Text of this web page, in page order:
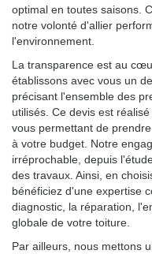
optimal en toutes saisons.
notre volonté d'allier
l'environnement.
La transparence est au
établissons avec vous un
précisant l'ensemble des
utilisés. Ce devis est réalisé
vous permettant de
à votre budget. Notre
irréprochable, depuis
des travaux. Ainsi, en
bénéficiez d'une expertise
diagnostic, la réparation,
globale de votre toiture.
Par ailleurs, nous mettons